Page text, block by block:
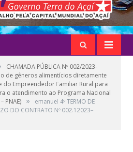
CHAMADA PÚBLICA Nº 002/2023-
de gêneros alimentícios diretamente
do Empreendedor Familiar Rural para
o atendimento ao Programa Nacional
PNAE) »
emanuel 4º TERMO DE
DO CONTRATO Nº 002.12023–